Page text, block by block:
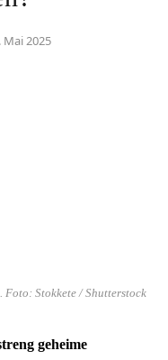
Mai 2025
Foto: Stokkete / Shutterstock
geheime